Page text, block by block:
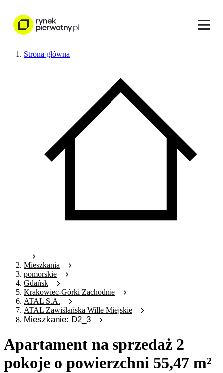
Strona główna
Mieszkania
pomorskie
Gdańsk
Krakowiec-Górki Zachodnie
ATAL S.A.
ATAL Zawiślańska Wille Miejskie
Mieszkanie: D2_3
Apartament na sprzedaż 2
pokoje o powierzchni 55,47 m²